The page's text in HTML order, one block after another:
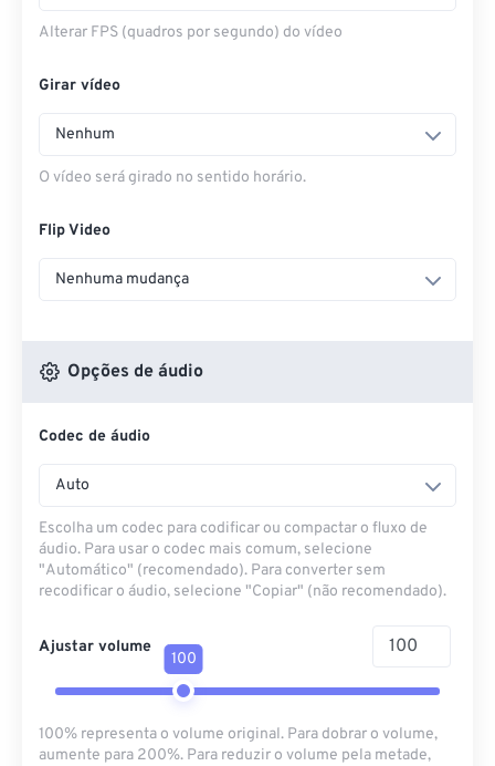
Alterar FPS (quadros por segundo) do vídeo
Girar vídeo
Nenhum
O vídeo será girado no sentido horário.
Flip Video
Nenhuma mudança
Opções de áudio
Codec de áudio
Auto
Escolha um codec para codificar ou compactar o fluxo de
áudio. Para usar o codec mais comum, selecione
"Automático" (recomendado). Para converter sem
recodificar o áudio, selecione "Copiar" (não recomendado).
Ajustar volume
100
100% representa o volume original. Para dobrar o volume,
aumente para 200%. Para reduzir o volume pela metade,